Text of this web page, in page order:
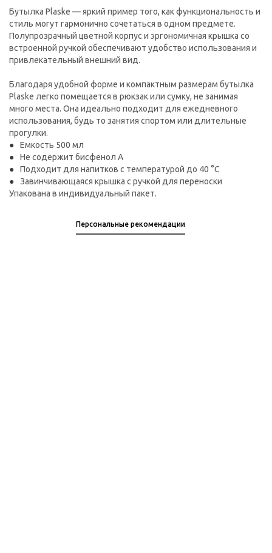
Бутылка Plaske — яркий пример того, как функциональность и
стиль могут гармонично сочетаться в одном предмете.
Полупрозрачный цветной корпус и эргономичная крышка со
встроенной ручкой обеспечивают удобство использования и
привлекательный внешний вид.
Благодаря удобной форме и компактным размерам бутылка
Plaske легко помещается в рюкзак или сумку, не занимая
много места. Она идеально подходит для ежедневного
использования, будь то занятия спортом или длительные
прогулки.
Емкость 500 мл
Не содержит бисфенол А
Подходит для напитков с температурой до 40 °C
Завинчивающаяся крышка с ручкой для переноски
Упакована в индивидуальный пакет.
Персональные рекомендации